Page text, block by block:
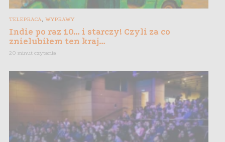
TELEPRACA, WYPRAWY
Indie po raz 10… i starczy! Czyli za co
znielubiłem ten kraj…
20 minut czytania